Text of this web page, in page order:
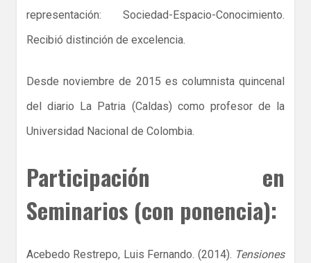
representación: Sociedad-Espacio-Conocimiento.
Recibió distinción de excelencia.
Desde noviembre de 2015 es columnista quincenal
del diario La Patria (Caldas) como profesor de la
Universidad Nacional de Colombia.
Participación en
Seminarios (con ponencia):
Acebedo Restrepo, Luis Fernando. (2014). Tensiones